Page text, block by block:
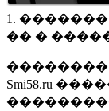
1.
�� �
Smi58.ru